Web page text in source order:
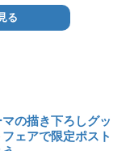
る
マの描き下ろしグッ
ェアで限定ポスト